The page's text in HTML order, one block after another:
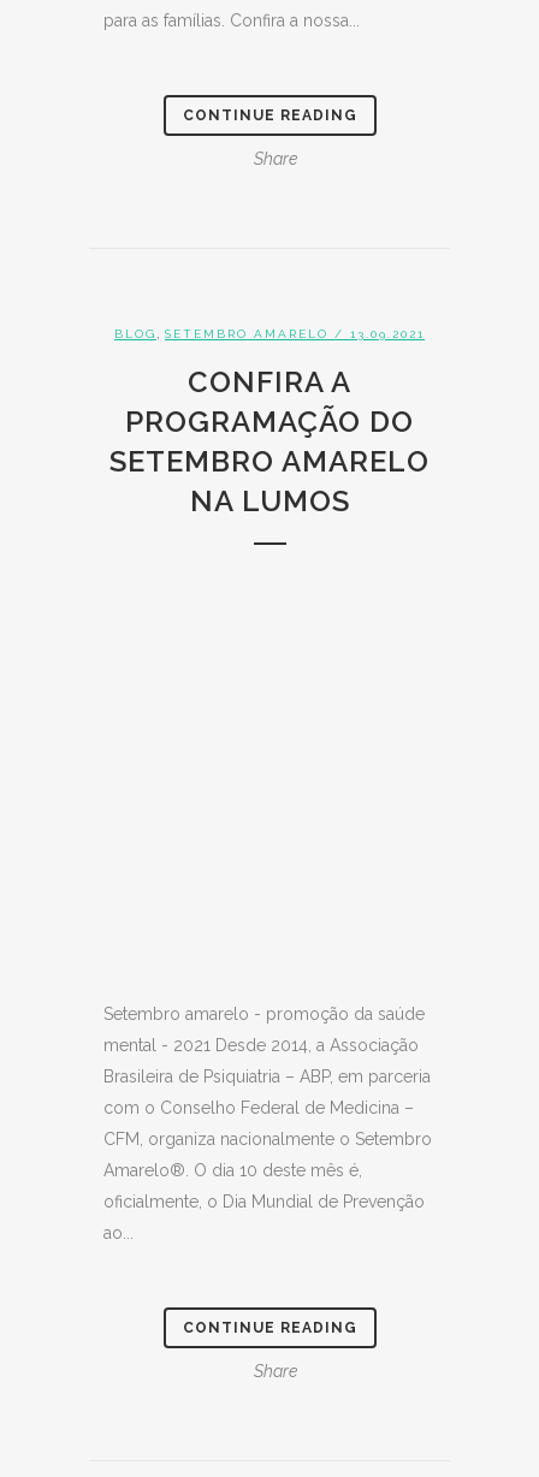
para as famílias. Confira a nossa...
CONTINUE READING
Share
BLOG SETEMBRO AMARELO / 13.09.2021
CONFIRA A
PROGRAMAÇÃO DO
SETEMBRO AMARELO
NA LUMOS
Setembro amarelo - promoção da saúde
mental - 2021 Desde 2014, a Associação
Brasileira de Psiquiatria – ABP, em parceria
com o Conselho Federal de Medicina –
CFM, organiza nacionalmente o Setembro
Amarelo®. O dia 10 deste mês é,
oficialmente, o Dia Mundial de Prevenção
ao...
CONTINUE READING
Share